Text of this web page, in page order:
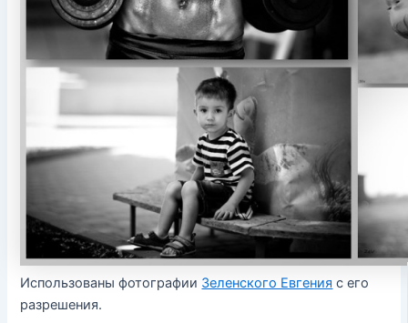
Использованы фотографии Зеленского Евгения с его
разрешения.